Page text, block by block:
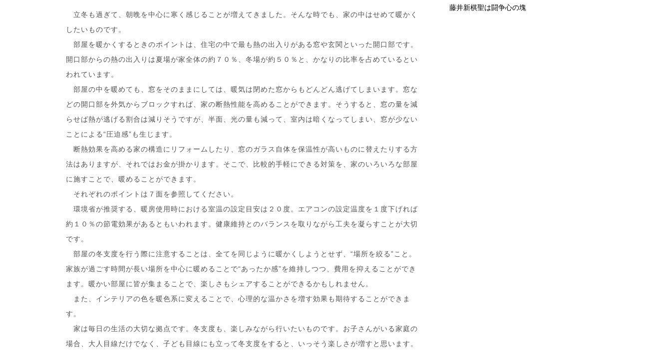
立冬も過ぎて、朝晩を中心に寒く感じることが増えてきました。そんな時でも、家の中はせめて暖かく
したいものです。
部屋を暖かくするときのポイントは、住宅の中で最も熱の出入りがある窓や玄関といった開口部です。
開口部からの熱の出入りは夏場が家全体の約７０％、冬場が約５０％と、かなりの比率を占めているとい
われています。
部屋の中を暖めても、窓をそのままにしては、暖気は閉めた窓からもどんどん逃げてしまいます。窓な
どの開口部を外気からブロックすれば、家の断熱性能を高めることができます。そうすると、窓の量を減
らせば熱が逃げる割合は減りそうですが、半面、光の量も減って、室内は暗くなってしまい、窓が少ない
ことによる“圧迫感”も生じます。
断熱効果を高める家の構造にリフォームしたり、窓のガラス自体を保温性が高いものに替えたりする方
法はありますが、それではお金が掛かります。そこで、比較的手軽にできる対策を、家のいろいろな部屋
に施すことで、暖めることができます。
それぞれのポイントは７面を参照してください。
環境省が推奨する、暖房使用時における室温の設定目安は２０度。エアコンの設定温度を１度下げれば
約１０％の節電効果があるともいわれます。健康維持とのバランスを取りながら工夫を凝らすことが大切
です。
部屋の冬支度を行う際に注意することは、全てを同じように暖かくしようとせず、“場所を絞る”こと。
家族が過ごす時間が長い場所を中心に暖めることで“あったか感”を維持しつつ、費用を抑えることができ
ます。暖かい部屋に皆が集まることで、楽しさもシェアすることができるかもしれません。
また、インテリアの色を暖色系に変えることで、心理的な温かさを増す効果も期待することができま
す。
家は毎日の生活の大切な拠点です。冬支度も、楽しみながら行いたいものです。お子さんがいる家庭の
場合、大人目線だけでなく、子ども目線にも立って冬支度をすると、いっそう楽しさが増すと思います。
藤井新棋聖は闘争心の塊